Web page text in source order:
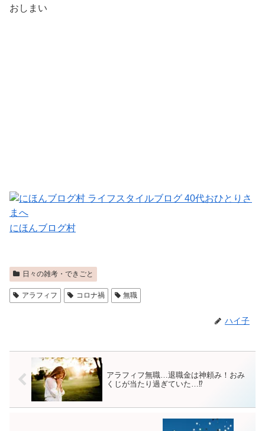
おしまい
にほんブログ村
日々の雑考・できごと
アラフィフ コロナ禍 無職
ハイ子
アラフィフ無職…退職金は神頼み！おみ
くじが当たり過ぎていた…⁉